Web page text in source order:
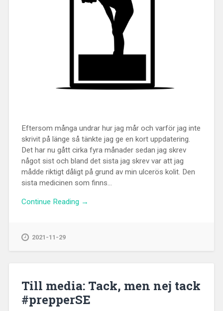
Eftersom många undrar hur jag mår och varför jag inte
skrivit på länge så tänkte jag ge en kort uppdatering.
Det har nu gått cirka fyra månader sedan jag skrev
något sist och bland det sista jag skrev var att jag
mådde riktigt dåligt på grund av min ulcerös kolit. Den
sista medicinen som finns...
Continue Reading →
2021-11-29
Till media: Tack, men nej tack
#prepperSE